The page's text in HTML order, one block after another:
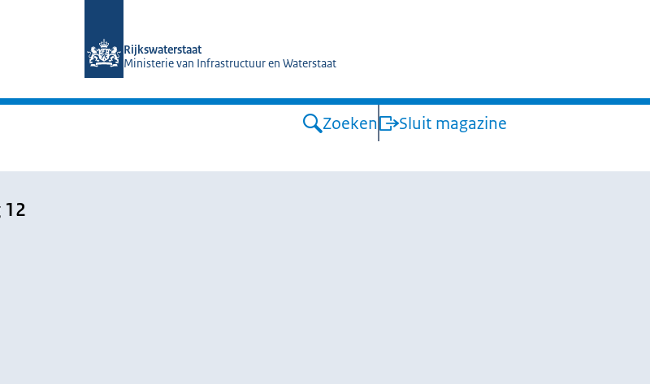
Rijkswaterstaat
Ministerie van Infrastructuur en Waterstaat
Zoeken Sluit magazine
12